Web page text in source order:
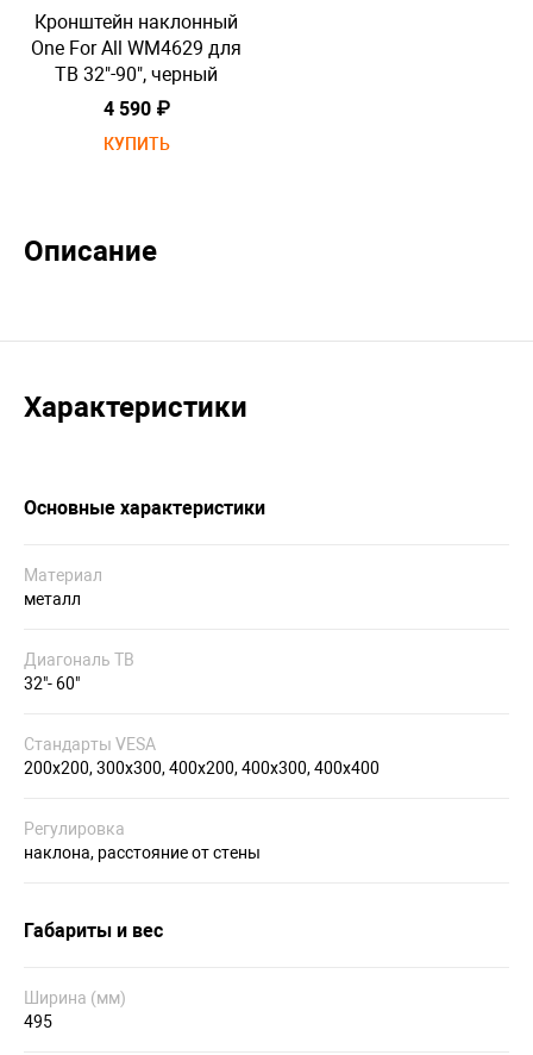
Кронштейн наклонный
One For All WM4629 для
ТВ 32"-90", черный
4 590 ₽
КУПИТЬ
Описание
Характеристики
Основные характеристики
Материал
металл
Диагональ ТВ
32"- 60"
Стандарты VESA
200x200, 300x300, 400x200, 400x300, 400x400
Регулировка
наклона, расстояние от стены
Габариты и вес
Ширина (мм)
495